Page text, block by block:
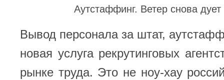
Аутстаффинг. Ветер снова
Вывод персонала за штат,
новая услуга рекрутинговых
рынке труда. Это не ноу-хау